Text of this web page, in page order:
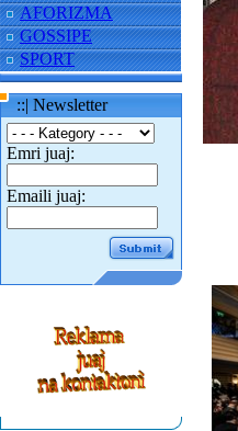
AFORIZMA
GOSSIPE
SPORT
::| Newsletter
Emri juaj:
Emaili juaj: